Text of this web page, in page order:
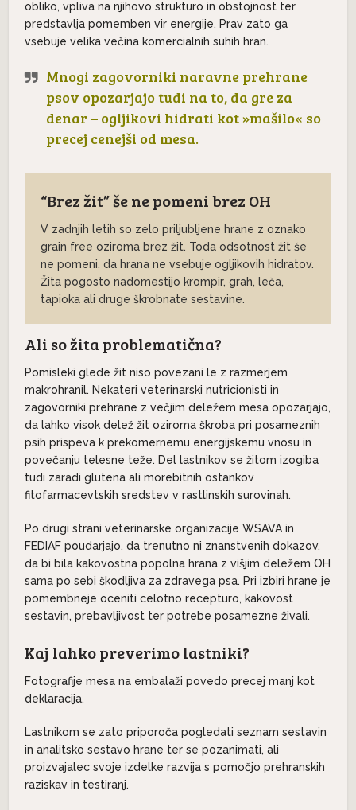
obliko, vpliva na njihovo strukturo in obstojnost ter
predstavlja pomemben vir energije. Prav zato ga
vsebuje velika večina komercialnih suhih hran.
Mnogi zagovorniki naravne prehrane
psov opozarjajo tudi na to, da gre za
denar – ogljikovi hidrati kot »mašilo« so
precej cenejši od mesa.
“Brez žit” še ne pomeni brez OH
V zadnjih letih so zelo priljubljene hrane z oznako
grain free oziroma brez žit. Toda odsotnost žit še
ne pomeni, da hrana ne vsebuje ogljikovih hidratov.
Žita pogosto nadomestijo krompir, grah, leča,
tapioka ali druge škrobnate sestavine.
Ali so žita problematična?
Pomisleki glede žit niso povezani le z razmerjem
makrohranil. Nekateri veterinarski nutricionisti in
zagovorniki prehrane z večjim deležem mesa opozarjajo,
da lahko visok delež žit oziroma škroba pri posameznih
psih prispeva k prekomernemu energijskemu vnosu in
povečanju telesne teže. Del lastnikov se žitom izogiba
tudi zaradi glutena ali morebitnih ostankov
fitofarmacevtskih sredstev v rastlinskih surovinah.
Po drugi strani veterinarske organizacije WSAVA in
FEDIAF poudarjajo, da trenutno ni znanstvenih dokazov,
da bi bila kakovostna popolna hrana z višjim deležem OH
sama po sebi škodljiva za zdravega psa. Pri izbiri hrane je
pomembneje oceniti celotno recepturo, kakovost
sestavin, prebavljivost ter potrebe posamezne živali.
Kaj lahko preverimo lastniki?
Fotografije mesa na embalaži povedo precej manj kot
deklaracija.
Lastnikom se zato priporoča pogledati seznam sestavin
in analitsko sestavo hrane ter se pozanimati, ali
proizvajalec svoje izdelke razvija s pomočjo prehranskih
raziskav in testiranj.